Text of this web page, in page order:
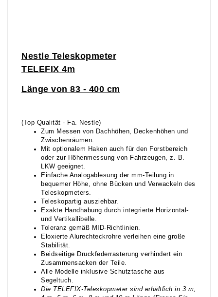
Nestle Teleskopmeter
TELEFIX 4m
Länge von 83 - 400 cm
(Top Qualität - Fa. Nestle)
Zum Messen von Dachhöhen, Deckenhöhen und
Zwischenräumen.
Mit optionalem Haken auch für den Forstbereich
oder zur Höhenmessung von Fahrzeugen, z. B.
LKW geeignet.
Einfache Analogablesung der mm-Teilung in
bequemer Höhe, ohne Bücken und Verwackeln des
Teleskopmeters.
Teleskopartig ausziehbar.
Exakte Handhabung durch integrierte Horizontal-
und Vertikallibelle.
Toleranz gemäß MID-Richtlinien.
Eloxierte Alurechteckrohre verleihen eine große
Stabilität.
Beidseitige Druckfederrasterung verhindert ein
Zusammensacken der Teile.
Alle Modelle inklusive Schutztasche aus
Segeltuch.
Die TELEFIX-Teleskopmeter sind erhältlich in 3 m,